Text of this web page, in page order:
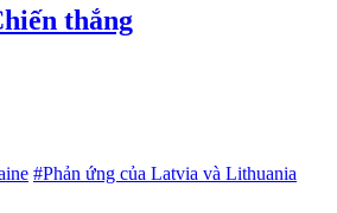
thắng
#Phản ứng của Latvia và Lithuania